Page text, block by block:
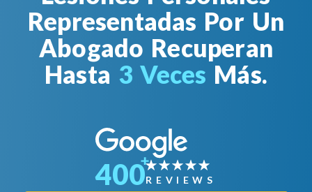
Representadas Por Un
Abogado Recuperan
Hasta 3 Veces Más.
400REVIEWS